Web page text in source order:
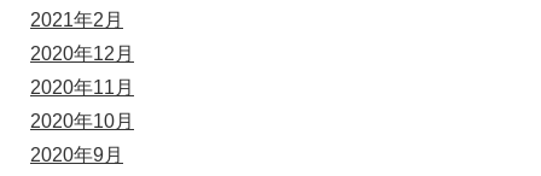
2021年2月
2020年12月
2020年11月
2020年10月
2020年9月